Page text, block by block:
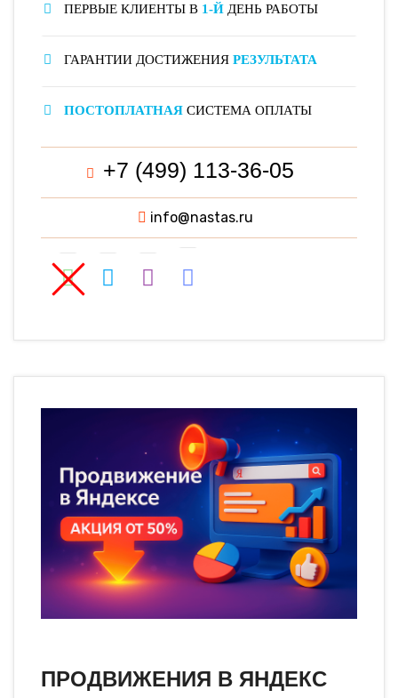
ПЕРВЫЕ КЛИЕНТЫ В 1-Й ДЕНЬ РАБОТЫ
ГАРАНТИИ ДОСТИЖЕНИЯ РЕЗУЛЬТАТА
ПОСТОПЛАТНАЯ СИСТЕМА ОПЛАТЫ
+7 (499) 113-36-05
info@nastas.ru
ПРОДВИЖЕНИЯ В ЯНДЕКС